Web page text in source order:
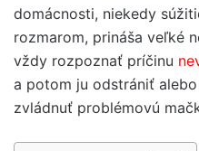
domácnosti, niekedy
rozmarom, prináša veľké
vždy rozpoznať príčinu
a potom ju odstrániť alebo
zvládnuť problémovú